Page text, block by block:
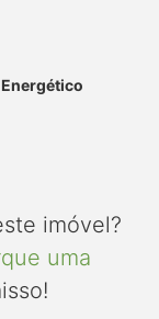
imóvel?
uma